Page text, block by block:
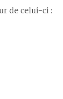
de celui-ci :